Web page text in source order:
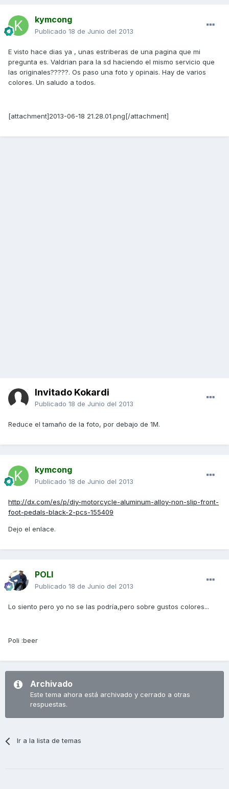
kymcong
Publicado 18 de Junio del 2013
E visto hace dias ya , unas estriberas de una pagina que mi
pregunta es. Valdrian para la sd haciendo el mismo servicio que
las originales?????. Os paso una foto y opinais. Hay de varios
colores. Un saludo a todos.
[attachment]2013-06-18 21.28.01.png[/attachment]
Invitado Kokardi
Publicado 18 de Junio del 2013
Reduce el tamaño de la foto, por debajo de 1M.
kymcong
Publicado 18 de Junio del 2013
http://dx.com/es/p/diy-motorcycle-aluminum-alloy-non-slip-front-
foot-pedals-black-2-pcs-155409
Dejo el enlace.
POLI
Publicado 18 de Junio del 2013
Lo siento pero yo no se las podría,pero sobre gustos colores...
Poli :beer
Archivado
Este tema ahora está archivado y cerrado a otras
respuestas.
Ir a la lista de temas